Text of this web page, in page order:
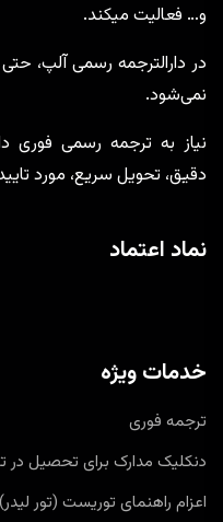
و… فعالیت میکند.
در دارالترجمه رسمی آلپ،
نمی‌شود.
نیاز به ترجمه رسمی فوری
دقیق، تحویل سریع، مورد
نماد اعتماد
خدمات ویژه
ترجمه فوری
دنکلیک مدارک برای تحصیل در
اعزام راهنمای توریست (تور لیدر)